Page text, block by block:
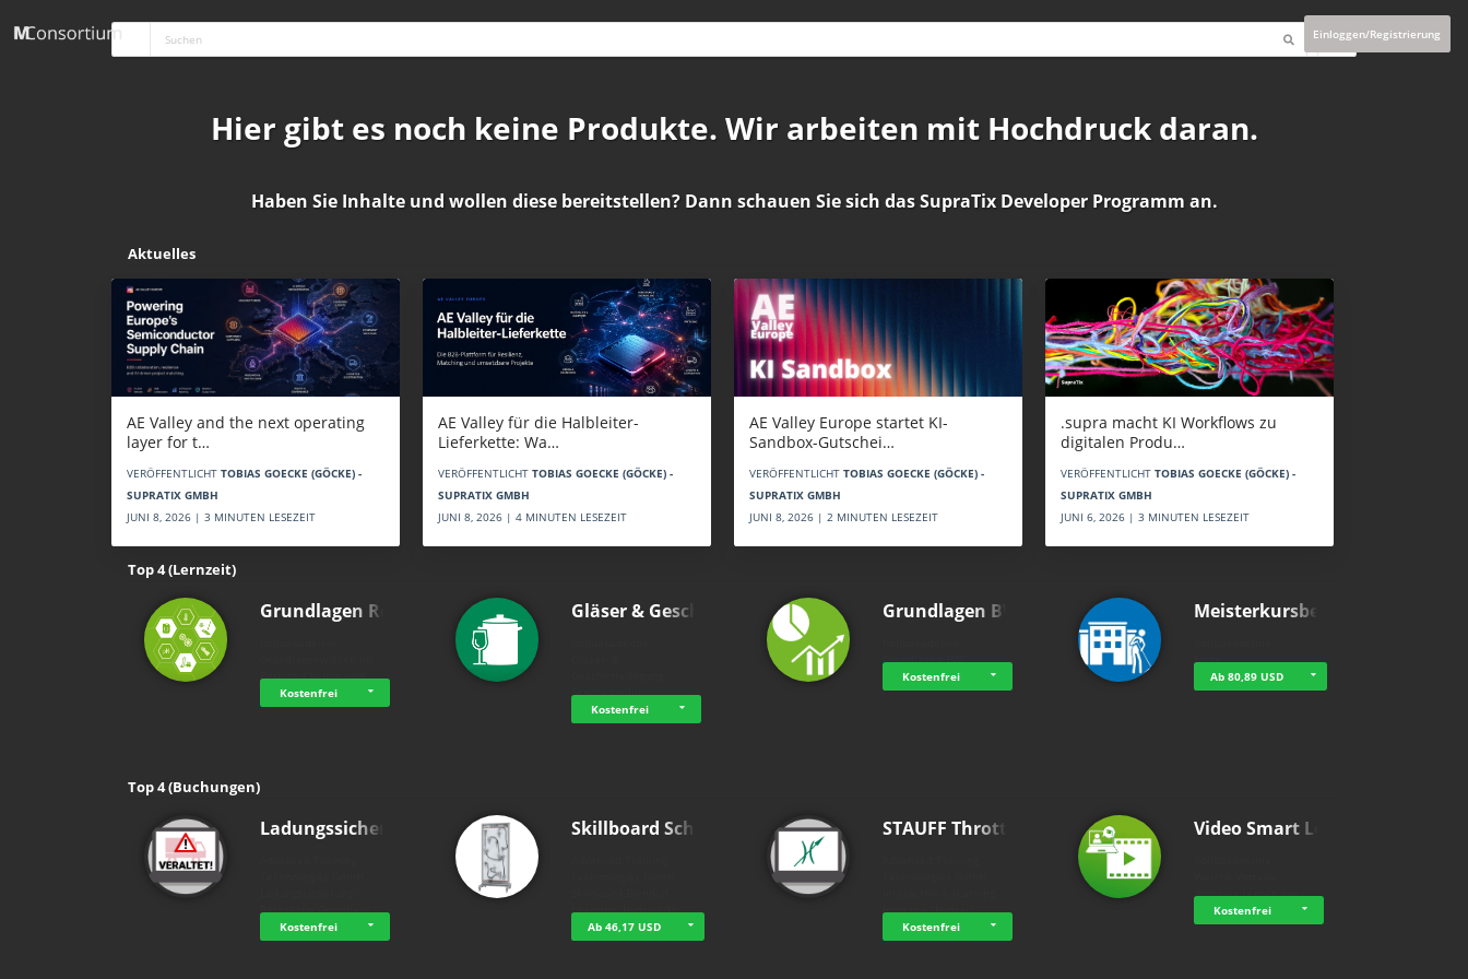
Einloggen/Registrierung
Hier gibt es noch keine Produkte. Wir arbeiten mit Hochdruck daran.
Haben Sie Inhalte und wollen diese bereitstellen? Dann schauen Sie sich dasSupraTix Developer Programm an.
Aktuelles
AE Valley and the next operating
layer for t…
VERÖFFENTLICHT TOBIAS GOECKE (GÖCKE) -
SUPRATIX GMBH
JUNI 8, 2026 | 3 MINUTEN LESEZEIT
AE Valley für die Halbleiter-
Lieferkette: Wa…
VERÖFFENTLICHT TOBIAS GOECKE (GÖCKE) -
SUPRATIX GMBH
JUNI 8, 2026 | 4 MINUTEN LESEZEIT
AE Valley Europe startet KI-
Sandbox-Gutschei…
VERÖFFENTLICHT TOBIAS GOECKE (GÖCKE) -
SUPRATIX GMBH
JUNI 8, 2026 | 2 MINUTEN LESEZEIT
.supra macht KI Workflows zu
digitalen Produ…
VERÖFFENTLICHT TOBIAS GOECKE (GÖCKE) -
SUPRATIX GMBH
JUNI 6, 2026 | 3 MINUTEN LESEZEIT
Top 4 (Lernzeit)
Grundlagen Rein…
Bereich Chemie und …
Kostenfrei
Gläser & Geschi…
Servicemodul
Kostenfrei
Grundlagen BWL
Grundlagen BWL
Kostenfrei
Meisterkursbegl…
None
Ab 80,89 USD
Top 4 (Buchungen)
Ladungssicherung
Rechtliche Grundlage…
Kostenfrei
Skillboard Schl…
Learning: Hydrauliks…
Ab 46,17 USD
STAUFF Throttle…
from the "Hydrau…
Kostenfrei
Video Smart Lea…
digitales Lernen hat - …
Kostenfrei